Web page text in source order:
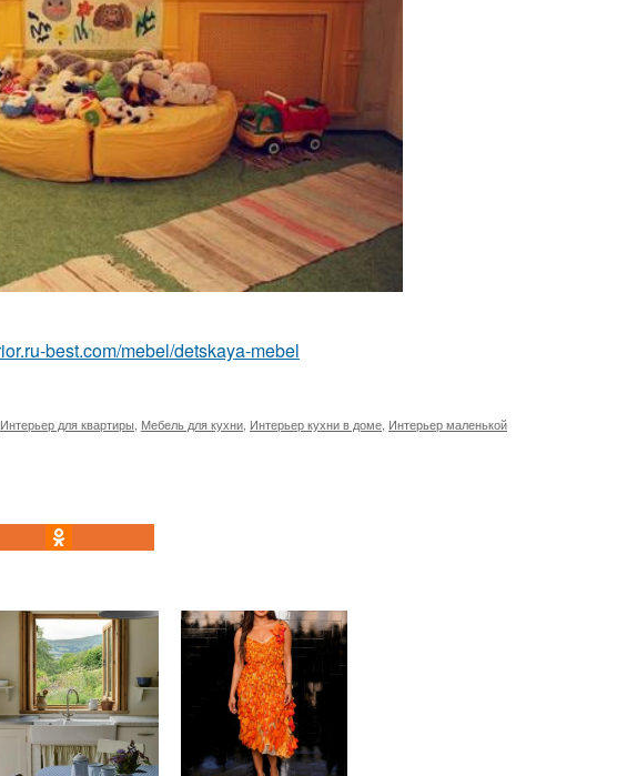
best.com/mebel/detskaya-mebel
Интерьер для квартиры, Мебель для кухни, Интерьер кухни в доме, Интерьер маленькой